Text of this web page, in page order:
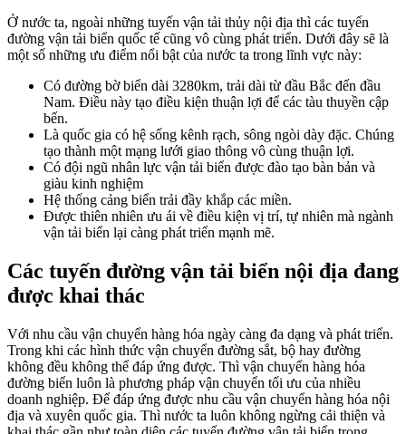
Ở nước ta, ngoài những tuyến vận tải thủy nội địa thì các tuyến
đường vận tải biển quốc tế cũng vô cùng phát triển. Dưới đây sẽ là
một số những ưu điểm nổi bật của nước ta trong lĩnh vực này:
Có đường bờ biển dài 3280km, trải dài từ đầu Bắc đến đầu
Nam. Điều này tạo điều kiện thuận lợi để các tàu thuyền cập
bến.
Là quốc gia có hệ sống kênh rạch, sông ngòi dày đặc. Chúng
tạo thành một mạng lưới giao thông vô cùng thuận lợi.
Có đội ngũ nhân lực vận tải biển được đào tạo bàn bản và
giàu kinh nghiệm
Hệ thống cảng biển trải đầy khắp các miền.
Được thiên nhiên ưu ái về điều kiện vị trí, tự nhiên mà ngành
vận tải biển lại càng phát triển mạnh mẽ.
Các tuyến đường vận tải biển nội địa đang
được khai thác
Với nhu cầu vận chuyển hàng hóa ngày càng đa dạng và phát triển.
Trong khi các hình thức vận chuyển đường sắt, bộ hay đường
không đều không thể đáp ứng được. Thì vận chuyển hàng hóa
đường biển luôn là phương pháp vận chuyển tối ưu của nhiều
doanh nghiệp. Để đáp ứng được nhu cầu vận chuyển hàng hóa nội
địa và xuyên quốc gia. Thì nước ta luôn không ngừng cải thiện và